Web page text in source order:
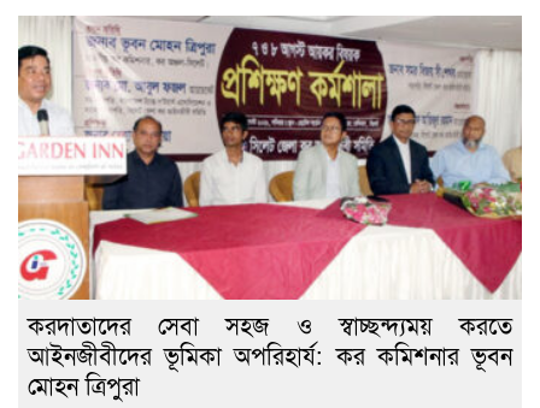
করদাতাদের সেবা সহজ ও স্বাচ্ছন্দ্যময় করতে
আইনজীবীদের ভূমিকা অপরিহার্য: কর কমিশনার ভূবন
মোহন ত্রিপুরা